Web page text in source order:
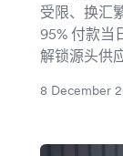
受限、换汇
95% 付款当
解锁源头供
8 December